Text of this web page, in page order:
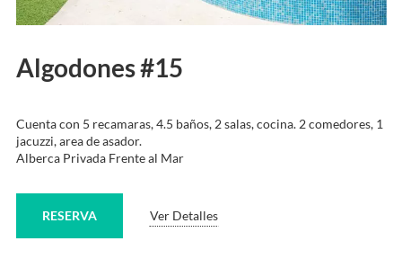
Algodones #15
Cuenta con 5 recamaras, 4.5 baños, 2 salas, cocina. 2 comedores, 1
jacuzzi, area de asador.
Alberca Privada Frente al Mar
Ver Detalles
RESERVA